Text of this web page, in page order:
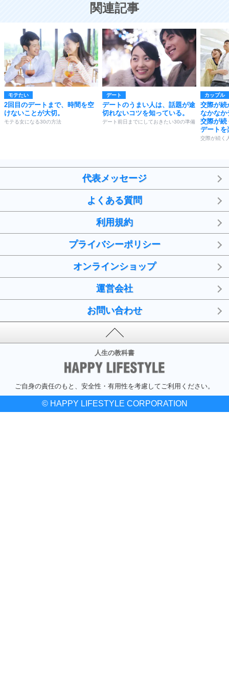
関連記事
モテたい
2回目のデートまで、時間を空
けないことが大切。
モテる女になる30の方法
デート
デートのうまい人は、話題が途
切れないコツを知っている。
デート前日までにしておきたい30の準備
カップル
交際が続
なかなか
交際が続
デートを
交際が続く
代表メッセージ
よくある質問
利用規約
プライバシーポリシー
オンラインショップ
運営会社
お問い合わせ
人生の教科書
ご自身の責任のもと、安全性・有用性を考慮してご利用ください。
© HAPPY LIFESTYLE CORPORATION